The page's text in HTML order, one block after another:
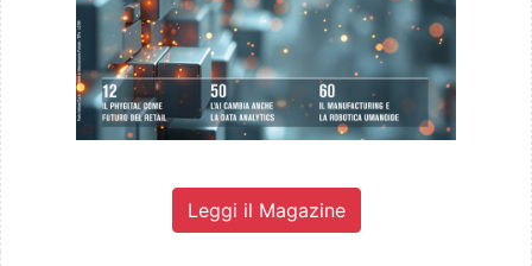
Leggi il Magazine